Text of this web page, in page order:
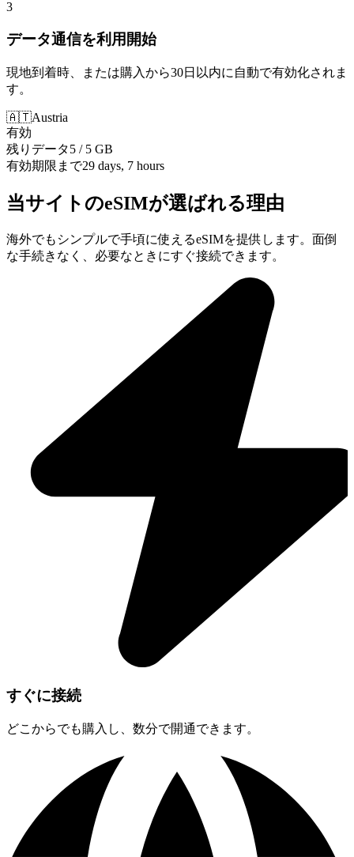
3
データ通信を利用開始
現地到着時、または購入から30日以内に自動で有効化されま
す。
🇦🇹Austria
有効
残りデータ5 / 5 GB
有効期限まで29 days, 7 hours
当サイトのeSIMが選ばれる理由
海外でもシンプルで手頃に使えるeSIMを提供します。面倒
な手続きなく、必要なときにすぐ接続できます。
すぐに接続
どこからでも購入し、数分で開通できます。